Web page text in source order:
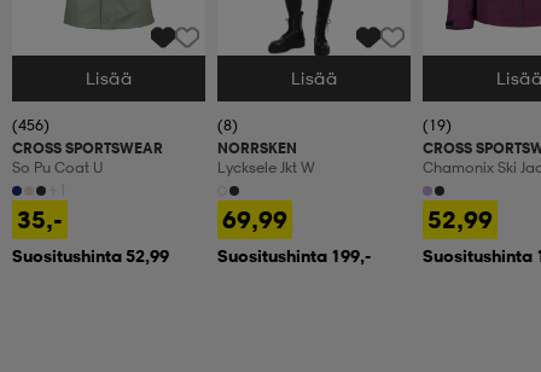
Valitse Koko
Lisää
(456)
CROSS SPORTSWEAR
So Pu Coat U
35,-
Suositushinta 52,99
Valitse Koko
Lisää
(8)
NORRSKEN
Lycksele Jkt W
69,99
Suositushinta 199,-
Valitse Koko
(19)
CROSS
Chamonix Ski
52,99
Suositushinta